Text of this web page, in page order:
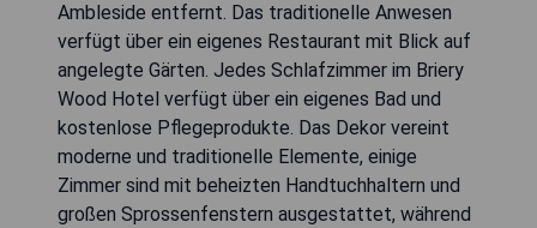
Ambleside entfernt. Das traditionelle Anwesen
verfügt über ein eigenes Restaurant mit Blick auf
angelegte Gärten. Jedes Schlafzimmer im Briery
Wood Hotel verfügt über ein eigenes Bad und
kostenlose Pflegeprodukte. Das Dekor vereint
moderne und traditionelle Elemente, einige
Zimmer sind mit beheizten Handtuchhaltern und
großen Sprossenfenstern ausgestattet, während